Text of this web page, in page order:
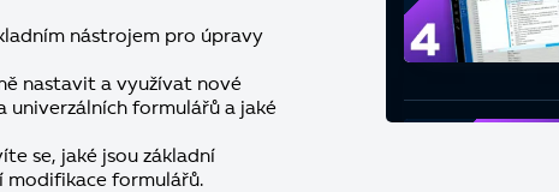
nástrojem pro úpravy
nastavit a využívat nové
univerzálních formulářů a jaké
se, jaké jsou základní
modifikace formulářů.